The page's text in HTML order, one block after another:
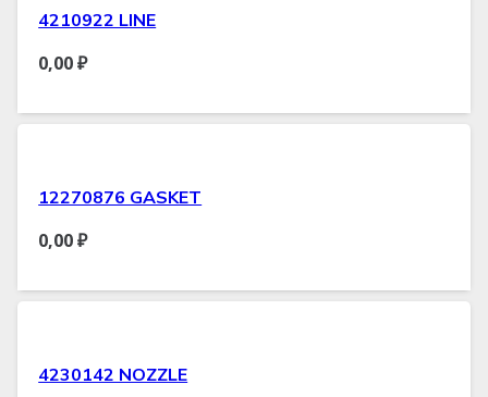
4210922 LINE
0,00₽
12270876 GASKET
0,00₽
4230142 NOZZLE